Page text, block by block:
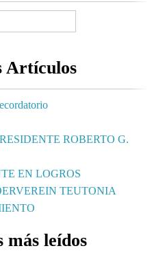
Artículos
ROBERTO G.
EN LOGROS
TEUTONIA
leídos